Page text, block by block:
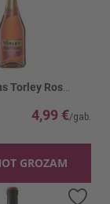
4,99 €
GROZAM
sarakstam